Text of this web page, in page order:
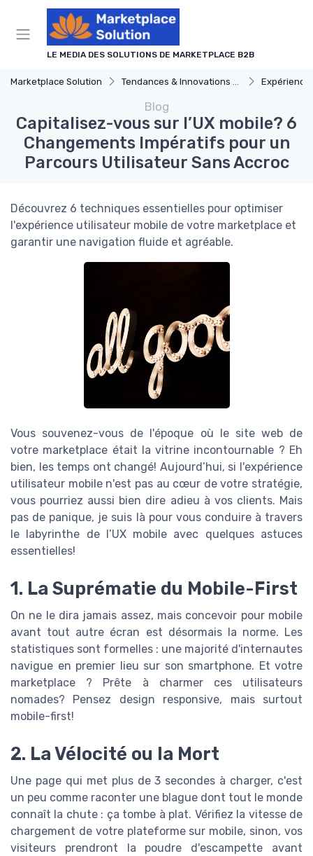
LE MEDIA DES SOLUTIONS DE MARKETPLACE B2B
Marketplace Solution Tendances & Innovations dans les logiciel de marketplace
Blog
Capitalisez-vous sur l’UX mobile? 6
Changements Impératifs pour un
Parcours Utilisateur Sans Accroc
Découvrez 6 techniques essentielles pour optimiser
l'expérience utilisateur mobile de votre marketplace et
garantir une navigation fluide et agréable.
Vous souvenez-vous de l'époque où le site web de
votre marketplace était la vitrine incontournable ? Eh
bien, les temps ont changé! Aujourd’hui, si l'expérience
utilisateur mobile n'est pas au cœur de votre stratégie,
vous pourriez aussi bien dire adieu à vos clients. Mais
pas de panique, je suis là pour vous conduire à travers
le labyrinthe de l’UX mobile avec quelques astuces
essentielles!
1. La Suprématie du Mobile-First
On ne le dira jamais assez, mais concevoir pour mobile
avant tout autre écran est désormais la norme. Les
statistiques sont formelles : une majorité d'internautes
navigue en premier lieu sur son smartphone. Et votre
marketplace ? Prête à charmer ces utilisateurs
nomades? Pensez design responsive, mais surtout
mobile-first!
2. La Vélocité ou la Mort
Une page qui met plus de 3 secondes à charger, c'est
un peu comme raconter une blague dont tout le monde
connaît la chute : ça tombe à plat. Vérifiez la vitesse de
chargement de votre plateforme sur mobile, sinon, vos
visiteurs prendront la poudre d'escampette avant
Panneau de gestion des cookies